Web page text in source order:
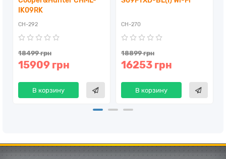
IK09RK
CH-292
18499 грн
15909 грн
В корзину
CH-270
18899 грн
16253 грн
В корзину